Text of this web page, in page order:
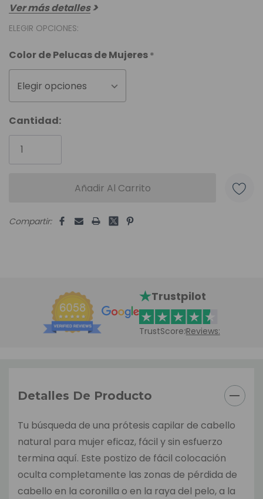
Ver más detalles
ELEGIR OPCIONES:
Color de Pelucas de Mujeres*
Elegir opciones
Unidades
disponibles:
Cantidad:
Compartir:
Trustpilot
TrustScore:Reviews:
Detalles De Producto
Tu búsqueda de una prótesis capilar de cabello
natural para mujer eficaz, fácil y sin esfuerzo
termina aquí. Este postizo de fácil colocación
oculta completamente las zonas de pérdida de
cabello en la coronilla o en la raya del pelo, a la